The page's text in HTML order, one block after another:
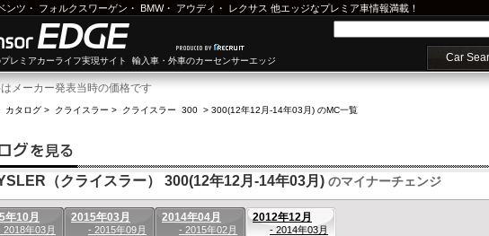
ンツ ・ フォルクスワーゲン ・ BMW・ アウディ ・ レクサス 他エッジなプレミア車情報満載！
レミアカーライフ実現サイト 輸入車・外車のカーセンサーエッジ Car
メーカー発表当時の価格です
カタログ > クライスラー > クライスラー 300 > 300(12年12月-14年03月) のMC一覧
（クライスラー） 300(12年12月-14年03月) のマイナーチェンジ
年10月
2018年03月
2015年03月
- 2015年09月
2014年04月
- 2015年02月
2012年12月
- 2014年03月